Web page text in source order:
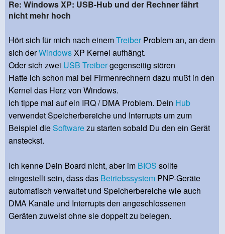
Re: Windows XP: USB-Hub und der Rechner fährt
nicht mehr hoch
Hört sich für mich nach einemTreiber Problem an, an dem
sich derWindowsXP Kernel aufhängt.
Oder sich zwei USB Treibergegenseitig stören
Hatte ich schon mal bei Firmenrechnern dazu mußt in den
Kernel das Herz von Windows.
ich tippe mal auf ein IRQ / DMA Problem. Dein Hub
verwendet Speicherbereiche und Interrupts um zum
Beispiel dieSoftwarezu starten sobald Du den ein Gerät
ansteckst.
Ich kenne Dein Board nicht, aber im BIOS sollte
eingestellt sein, dass das Betriebssystem PNP-Geräte
automatisch verwaltet und Speicherbereiche wie auch
DMA Kanäle und Interrupts den angeschlossenen
Geräten zuweist ohne sie doppelt zu belegen.